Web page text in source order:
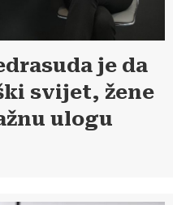
je da
svijet, žene
ulogu